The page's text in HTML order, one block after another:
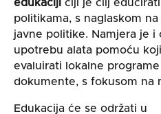
edukaciji čiji je cilj
politikama, s naglaskom
javne politike. Namjera je i
upotrebu alata pomoću
evaluirati lokalne
dokumente, s fokusom na
Edukacija će se održati u